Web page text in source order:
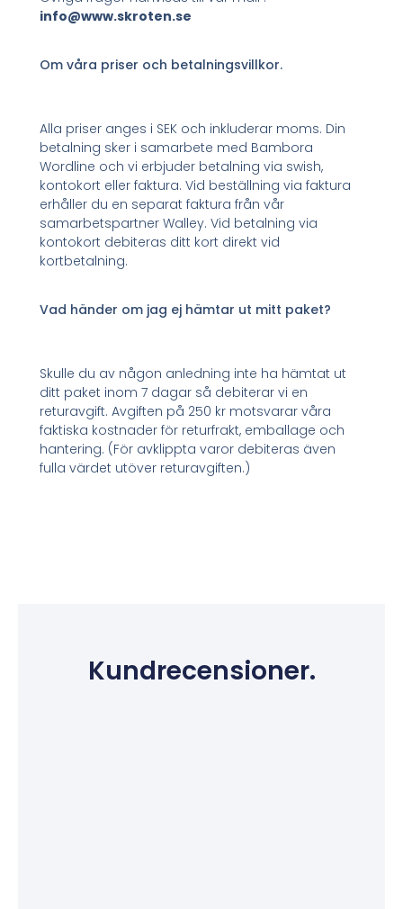
info@www.skroten.se
Om våra priser och betalningsvillkor.
Alla priser anges i SEK och inkluderar moms. Din
betalning sker i samarbete med Bambora
Wordline och vi erbjuder betalning via swish,
kontokort eller faktura. Vid beställning via faktura
erhåller du en separat faktura från vår
samarbetspartner Walley. Vid betalning via
kontokort debiteras ditt kort direkt vid
kortbetalning.
Vad händer om jag ej hämtar ut mitt paket?
Skulle du av någon anledning inte ha hämtat ut
ditt paket inom 7 dagar så debiterar vi en
returavgift. Avgiften på 250 kr motsvarar våra
faktiska kostnader för returfrakt, emballage och
hantering. (För avklippta varor debiteras även
fulla värdet utöver returavgiften.)
Kundrecensioner.